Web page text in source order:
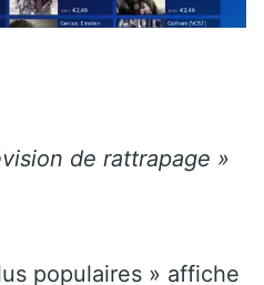
de rattrapage »
populaires » affiche